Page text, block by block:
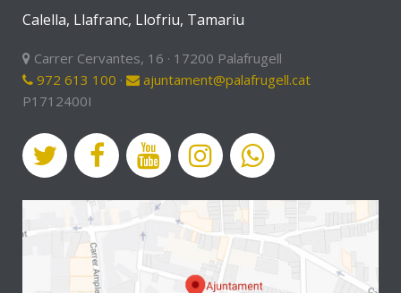
Calella, Llafranc, Llofriu, Tamariu
Carrer Cervantes, 16 · 17200 Palafrugell
972 613 100 ·
ajuntament@palafrugell.cat
P1712400I